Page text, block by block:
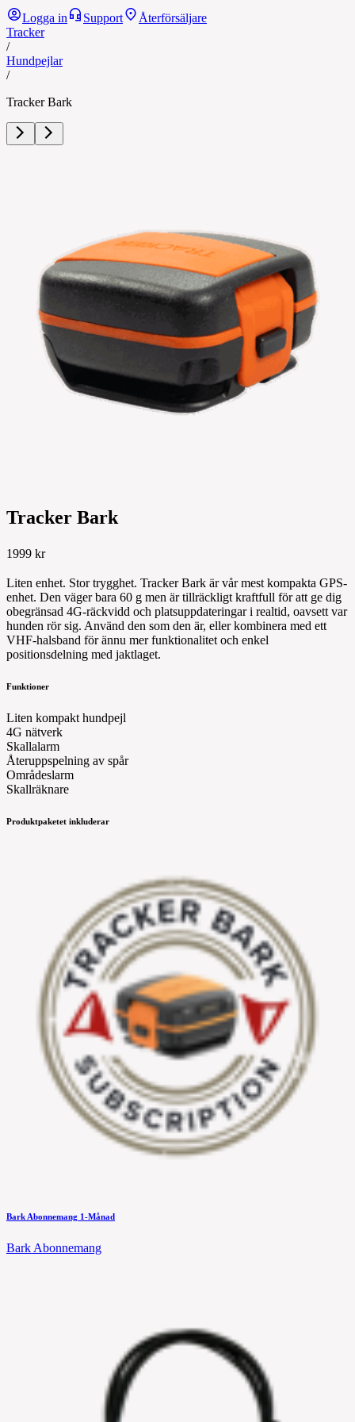
Logga in Support
Återförsäljare
Tracker
/
Hundpejlar
/
Tracker Bark
Tracker Bark
1999 kr
Liten enhet. Stor trygghet. Tracker Bark är vår mest kompakta GPS-
enhet. Den väger bara 60 g men är tillräckligt kraftfull för att ge dig
obegränsad 4G-räckvidd och platsuppdateringar i realtid, oavsett var
hunden rör sig. Använd den som den är, eller kombinera med ett
VHF-halsband för ännu mer funktionalitet och enkel
positionsdelning med jaktlaget.
Funktioner
Liten kompakt hundpejl
4G nätverk
Skallalarm
Återuppspelning av spår
Områdeslarm
Skallräknare
Produktpaketet inkluderar
Bark Abonnemang 1-Månad
Bark Abonnemang